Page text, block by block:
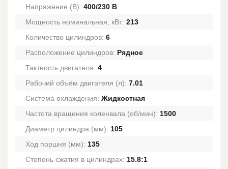
Напряжение (В): 400/230 В
Мощность номинальная, кВт: 213
Количество цилиндров: 6
Расположение цилиндров: Рядное
Тактность двигателя: 4
Рабочий объём двигателя (л): 7.01
Система охлаждения: Жидкостная
Частота вращения коленвала (об/мин): 1500
Диаметр цилиндра (мм): 105
Ход поршня (мм): 135
Степень сжатия в цилиндрах: 15.8:1